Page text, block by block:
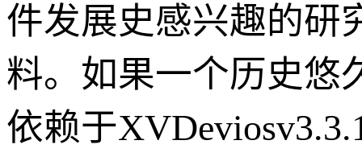
件发展史感兴趣的研
料。如果一个历史悠
依赖于